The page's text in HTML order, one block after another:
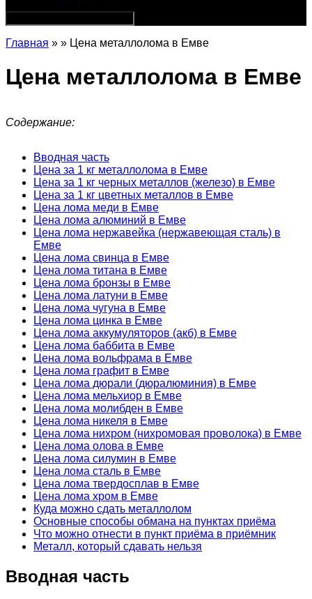
Главная » » Цена металлолома в Емве
Цена металлолома в Емве
Содержание:
Вводная часть
Цена за 1 кг металлолома в Емве
Цена за 1 кг черных металлов (железо) в Емве
Цена за 1 кг цветных металлов в Емве
Цена лома меди в Емве
Цена лома алюминий в Емве
Цена лома нержавейка (нержавеющая сталь) в
Емве
Цена лома свинца в Емве
Цена лома титана в Емве
Цена лома бронзы в Емве
Цена лома латуни в Емве
Цена лома чугуна в Емве
Цена лома цинка в Емве
Цена лома аккумуляторов (акб) в Емве
Цена лома баббита в Емве
Цена лома вольфрама в Емве
Цена лома графит в Емве
Цена лома дюрали (дюралюминия) в Емве
Цена лома мельхиор в Емве
Цена лома молибден в Емве
Цена лома никеля в Емве
Цена лома нихром (нихромовая проволока) в Емве
Цена лома олова в Емве
Цена лома силумин в Емве
Цена лома сталь в Емве
Цена лома твердосплав в Емве
Цена лома хром в Емве
Куда можно сдать металлолом
Основные способы обмана на пунктах приёма
Что можно отнести в пункт приёма в приёмник
Металл, который сдавать нельзя
Вводная часть